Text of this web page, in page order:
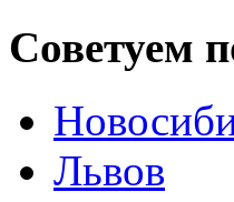
Советуем
Львов